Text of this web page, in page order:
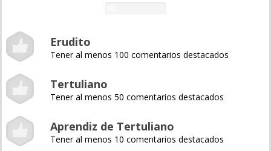
Erudito
Tener al menos 100 comentarios destacados
Tertuliano
Tener al menos 50 comentarios destacados
Aprendiz de Tertuliano
Tener al menos 10 comentarios destacados